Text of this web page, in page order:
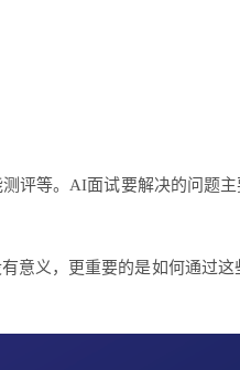
等。AI面试要解决的问题主
意义，更重要的是如何通过